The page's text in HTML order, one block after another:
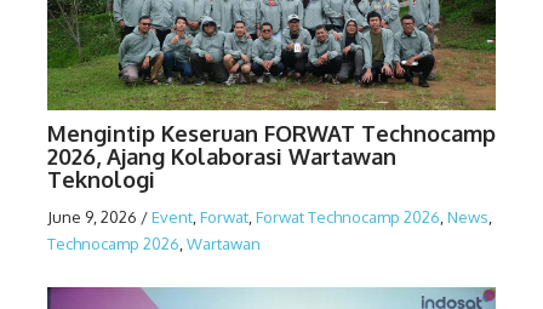
Mengintip Keseruan FORWAT Technocamp
2026, Ajang Kolaborasi Wartawan
Teknologi
June 9, 2026 /Event Forwat Forwat Technocamp 2026 News
Technocamp 2026 Wartawan